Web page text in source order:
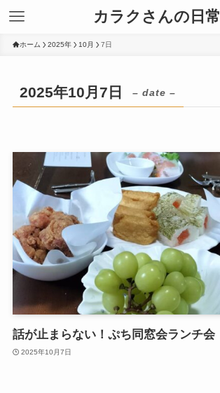
カラクさんの日常
ホーム 2025年 10月 7日
2025年10月7日 – date –
話が止まらない！ぷち同窓会ランチ会
2025年10月7日